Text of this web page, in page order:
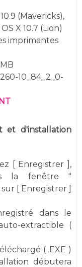
(Mavericks),
X 10.7 (Lion)
imprimantes
10_84_2_0-
et d'installation
[ Enregistrer ],
la fenêtre "
[ Enregistrer ]
dans le
extractible (
( .EXE )
débutera